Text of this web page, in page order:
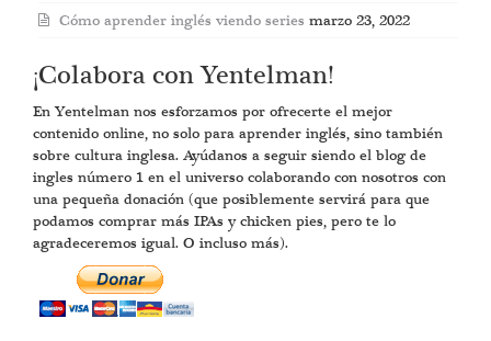
Cómo aprender inglés viendo series marzo 23, 2022
¡Colabora con Yentelman!
En Yentelman nos esforzamos por ofrecerte el mejor
contenido online, no solo para aprender inglés, sino también
sobre cultura inglesa. Ayúdanos a seguir siendo el blog de
ingles número 1 en el universo colaborando con nosotros con
una pequeña donación (que posiblemente servirá para que
podamos comprar más IPAs y chicken pies, pero te lo
agradeceremos igual. O incluso más).